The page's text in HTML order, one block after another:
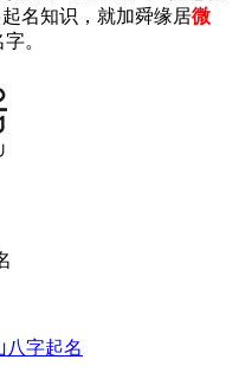
名知识，就加舜缘居微
。
八字起名